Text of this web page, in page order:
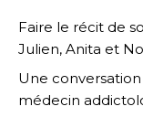
Faire le récit de
Julien, Anita et
Une
médecin